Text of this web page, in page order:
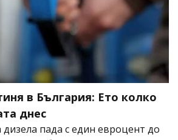
в България: Ето колко
днес
пада с един евроцент до